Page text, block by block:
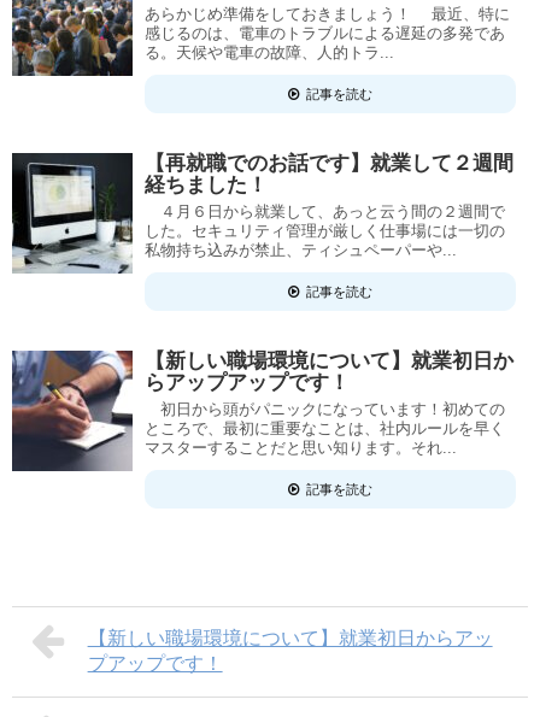
あらかじめ準備をしておきましょう！ 最近、特に
感じるのは、電車のトラブルによる遅延の多発であ
る。天候や電車の故障、人的トラ...
記事を読む
【再就職でのお話です】就業して２週間
経ちました！
４月６日から就業して、あっと云う間の２週間で
した。セキュリティ管理が厳しく仕事場には一切の
私物持ち込みが禁止、ティシュペーパーや...
記事を読む
【新しい職場環境について】就業初日か
らアップアップです！
初日から頭がパニックになっています！初めての
ところで、最初に重要なことは、社内ルールを早く
マスターすることだと思い知ります。それ...
記事を読む
【新しい職場環境について】就業初日からアッ
プアップです！